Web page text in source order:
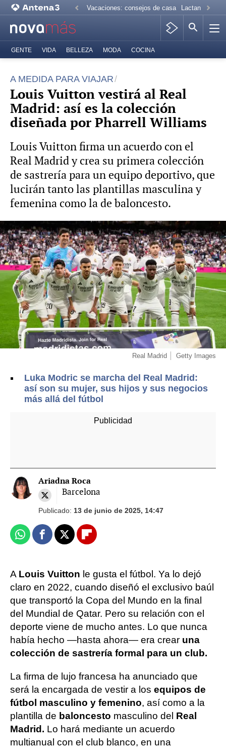
Vacaciones: consejos de casa Lactancia
GENTE VIDA BELLEZA MODA COCINA
A MEDIDA PARA VIAJAR
Louis Vuitton vestirá al Real
Madrid: así es la colección
diseñada por Pharrell Williams
Louis Vuitton firma un acuerdo con el
Real Madrid y crea su primera colección
de sastrería para un equipo deportivo, que
lucirán tanto las plantillas masculina y
femenina como la de baloncesto.
Real Madrid Getty Images
Luka Modric se marcha del Real Madrid:
así son su mujer, sus hijos y sus negocios
más allá del fútbol
Ariadna Roca
Barcelona
Publicado: 13 de junio de 2025, 14:47
WhatsappFacebook
X Flipboard
A Louis Vuitton le gusta el fútbol. Ya lo dejó
claro en 2022, cuando diseñó el exclusivo baúl
que transportó la Copa del Mundo en la final
del Mundial de Qatar. Pero su relación con el
deporte viene de mucho antes. Lo que nunca
había hecho —hasta ahora— era crear una
colección de sastrería formal para un club.
La firma de lujo francesa ha anunciado que
será la encargada de vestir a los equipos de
fútbol masculino y femenino, así como a la
plantilla de baloncesto masculino del Real
Madrid. Lo hará mediante un acuerdo
multianual con el club blanco, en una